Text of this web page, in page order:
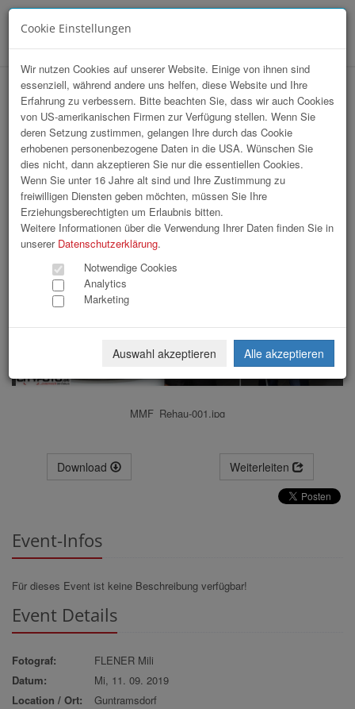
hr-lounge Ost zu Gast bei REHAU
Gesellschaft m.b.H.
MMF_Rehau-001.jpg
Download Weiterleiten
Event-Infos
Für dieses Event ist keine Beschreibung verfügbar!
Event Details
Fotograf:
FLENER Mili
Datum:
Mi, 11. 09. 2019
Location / Ort:
Guntramsdorf
Cookie Einstellungen
Wir nutzen Cookies auf unserer Website. Einige von ihnen sind
essenziell, während andere uns helfen, diese Website und Ihre
Erfahrung zu verbessern. Bitte beachten Sie, dass wir auch Cookies
von US-amerikanischen Firmen zur Verfügung stellen. Wenn Sie
deren Setzung zustimmen, gelangen Ihre durch das Cookie
erhobenen personenbezogene Daten in die USA. Wünschen Sie
dies nicht, dann akzeptieren Sie nur die essentiellen Cookies.
Wenn Sie unter 16 Jahre alt sind und Ihre Zustimmung zu
freiwilligen Diensten geben möchten, müssen Sie Ihre
Erziehungsberechtigten um Erlaubnis bitten.
Weitere Informationen über die Verwendung Ihrer Daten finden Sie in
unserer Datenschutzerklärung.
Notwendige Cookies
Analytics
Marketing
Auswahl akzeptieren Alle akzeptieren